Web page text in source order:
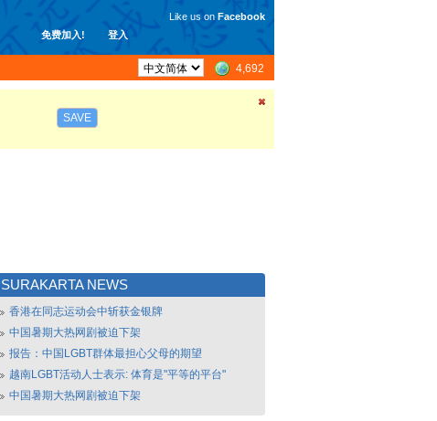
免费加入! 登入
Like us on Facebook
4,692
SAVE
SURAKARTA NEWS
香港在同志运动会中斩获金银牌
中国暑期大热网剧被迫下架
报告：中国LGBT群体最担心父母的期望
越南LGBT活动人士表示: 体育是"平等的平台"
中国暑期大热网剧被迫下架